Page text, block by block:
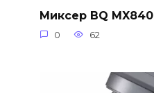
Миксер BQ MX840
0 62